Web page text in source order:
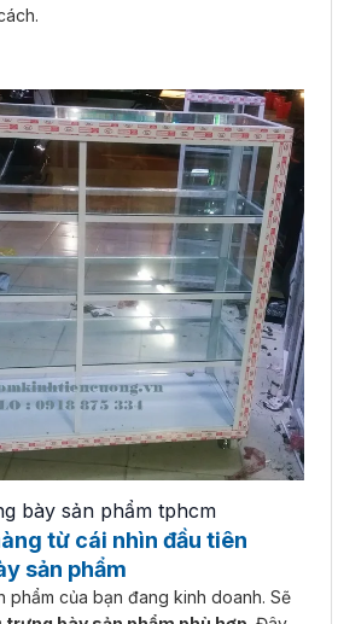
bày sản phẩm tphcm
từ cái nhìn đầu tiên
sản phẩm
phẩm của bạn đang kinh doanh. Sẽ